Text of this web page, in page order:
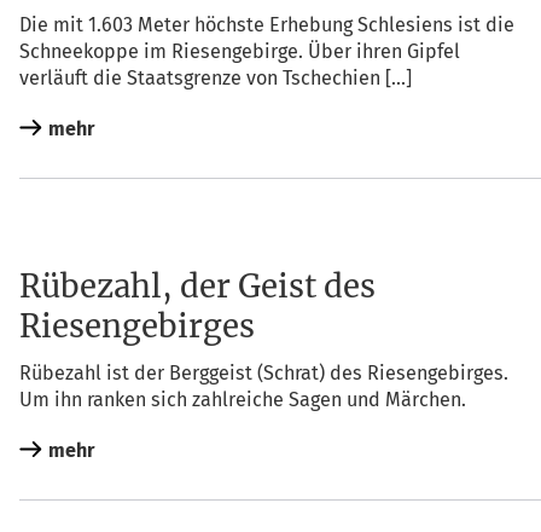
Die mit 1.603 Meter höchs­te Erhe­bung Schle­si­ens ist die
Schnee­kop­pe im Rie­sen­ge­bir­ge. Über ihren Gip­fel
ver­läuft die Staats­gren­ze von Tschechien […]
mehr
Rübezahl, der Geist des
Riesengebirges
Rübe­zahl ist der Berg­geist (Schrat) des Rie­sen­ge­bir­ges.
Um ihn ran­ken sich zahl­rei­che Sagen und Märchen.
mehr